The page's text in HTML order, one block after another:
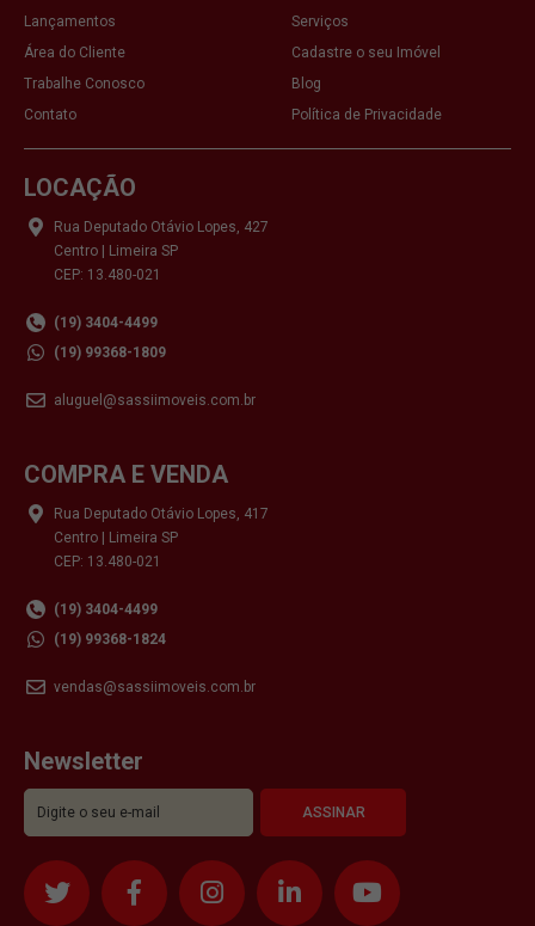
Lançamentos
Serviços
Área do Cliente
Cadastre o seu Imóvel
Trabalhe Conosco
Blog
Contato
Política de Privacidade
LOCAÇÃO
Rua Deputado Otávio Lopes, 427
Centro | Limeira SP
CEP: 13.480-021
(19) 3404-4499
(19) 99368-1809
aluguel@sassiimoveis.com.br
COMPRA E VENDA
Rua Deputado Otávio Lopes, 417
Centro | Limeira SP
CEP: 13.480-021
(19) 3404-4499
(19) 99368-1824
vendas@sassiimoveis.com.br
Newsletter